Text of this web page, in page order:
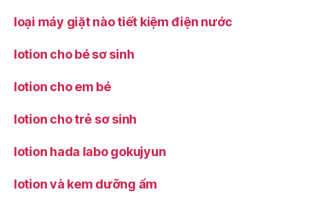
loại máy giặt nào tiết kiệm điện nước
lotion cho bé sơ sinh
lotion cho em bé
lotion cho trẻ sơ sinh
lotion hada labo gokujyun
lotion và kem dưỡng ẩm